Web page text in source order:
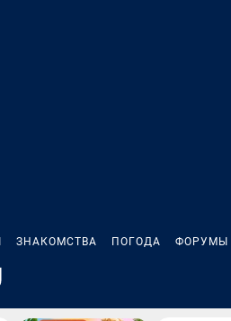
ЗНАКОМСТВА ПОГОДА ФОРУМЫ